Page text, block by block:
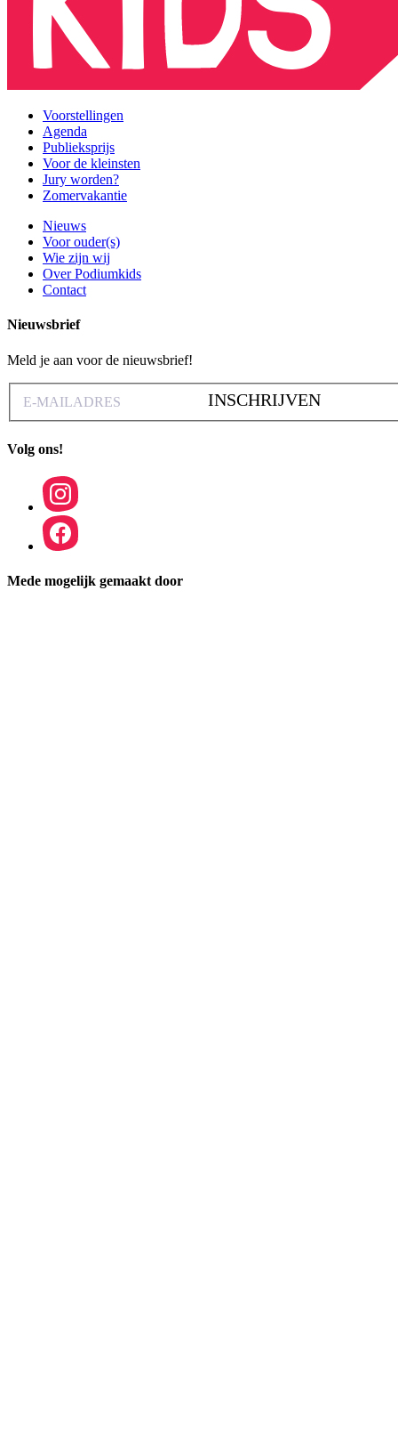
Voorstellingen
Agenda
Publieksprijs
Voor de kleinsten
Jury worden?
Zomervakantie
Nieuws
Voor ouder(s)
Wie zijn wij
Over Podiumkids
Contact
Nieuwsbrief
Meld je aan voor de nieuwsbrief!
INSCHRIJVEN
Volg ons!
Mede mogelijk gemaakt door